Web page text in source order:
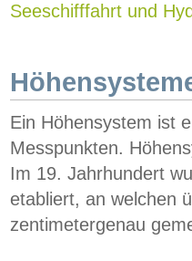
Seeschifffahrt und
Ein Höhensystem ist
Messpunkten.
Im 19. Jahrhundert
etabliert, an welchen
zentimetergenau